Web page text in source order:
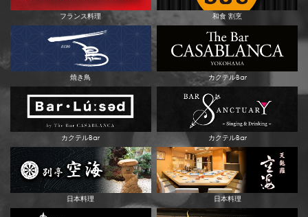
フランス料理 和食 割烹
焼き鳥 カクテルBar
カクテルBar カクテルBar
日本料理 日本料理